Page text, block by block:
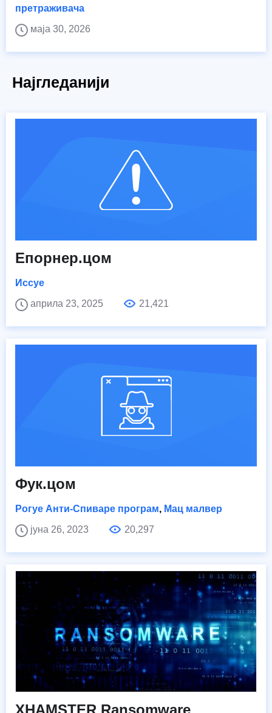
претраживача
маја 30, 2026
Најгледанији
Епорнер.цом
Иссуе
априла 23, 2025
21,421
Фук.цом
Рогуе Анти-Спиваре програм, Мац малвер
јуна 26, 2023
20,297